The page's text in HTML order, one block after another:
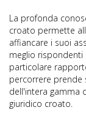
La profonda
croato permette
affiancare i suoi
meglio rispondenti
particolare
percorrere prende
dell'intera gamma
giuridico croato.